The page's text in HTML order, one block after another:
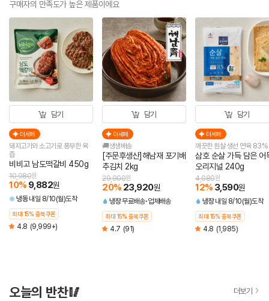
구매자의 만족도가 높은 제품이에요
담기
더세페
돼지고기와 소고기로 풍부한 육
즙
비비고 남도떡갈비 450g
10% 9,882원
10,980원
냉동 내일 8/10(월)도착
최대 15% 중복쿠폰
4.8 (9,999+)
담기
더세페
🚚생생배송
[주문후생산]해남재 포기배
추김치 2kg
20% 23,920원
29,900원
냉장무료배송 업체배송
최대 15% 중복쿠폰
4.7 (91)
담기
더세페
깨끗한 흰살 생선 연육 83%
삼호 순살 가득 담은 어
오리지널 240g
12% 3,590원
4,080원
냉장 내일 8/10(월)도착
최대 15% 중복쿠폰
4.8 (1,985)
오늘의 반찬🥢 더보기